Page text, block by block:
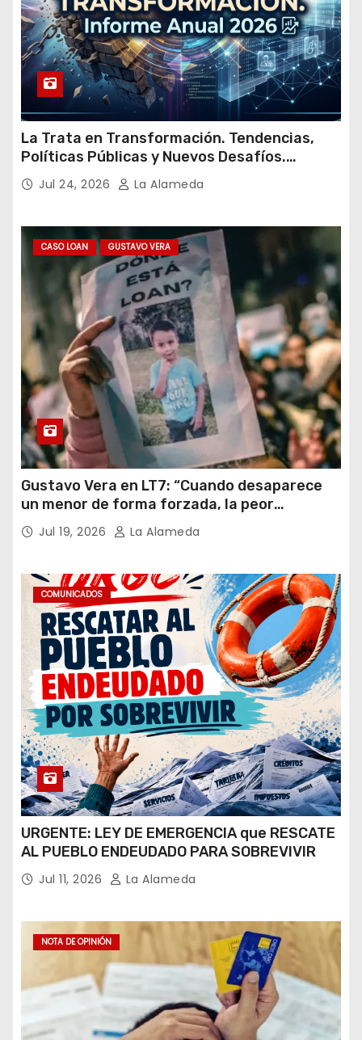
La Trata en Transformación. Tendencias,
Políticas Públicas y Nuevos Desafíos.
Argentina y el Mundo – Julio 2026
Jul 24, 2026 La Alameda
CASO LOAN GUSTAVO VERA
Gustavo Vera en LT7: “Cuando desaparece
un menor de forma forzada, la peor
hipótesis es trata, y así debe seguir
caratulado el caso Loan”
Jul 19, 2026 La Alameda
COMUNICADOS
URGENTE: LEY DE EMERGENCIA que RESCATE
AL PUEBLO ENDEUDADO PARA SOBREVIVIR
Jul 11, 2026 La Alameda
NOTA DE OPINIÓN